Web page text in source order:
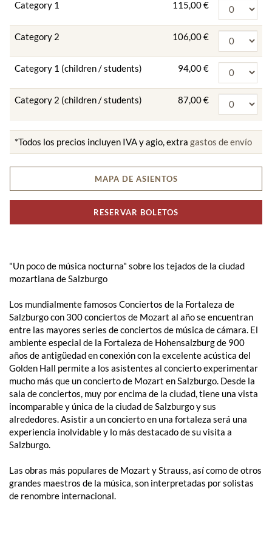
Category 1 115,00 €
Category 2 106,00 €
Category 1 (children / students) 94,00 €
Category 2 (children / students) 87,00 €
*Todos los precios incluyen IVA y agio, extra gastos de envío
MAPA DE ASIENTOS
RESERVAR BOLETOS
"Un poco de música nocturna" sobre los tejados de la ciudad
mozartiana de Salzburgo
Los mundialmente famosos Conciertos de la Fortaleza de
Salzburgo con 300 conciertos de Mozart al año se encuentran
entre las mayores series de conciertos de música de cámara. El
ambiente especial de la Fortaleza de Hohensalzburg de 900
años de antigüedad en conexión con la excelente acústica del
Golden Hall permite a los asistentes al concierto experimentar
mucho más que un concierto de Mozart en Salzburgo. Desde la
sala de conciertos, muy por encima de la ciudad, tiene una vista
incomparable y única de la ciudad de Salzburgo y sus
alrededores. Asistir a un concierto en una fortaleza será una
experiencia inolvidable y lo más destacado de su visita a
Salzburgo.
Las obras más populares de Mozart y Strauss, así como de otros
grandes maestros de la música, son interpretadas por solistas
de renombre internacional.